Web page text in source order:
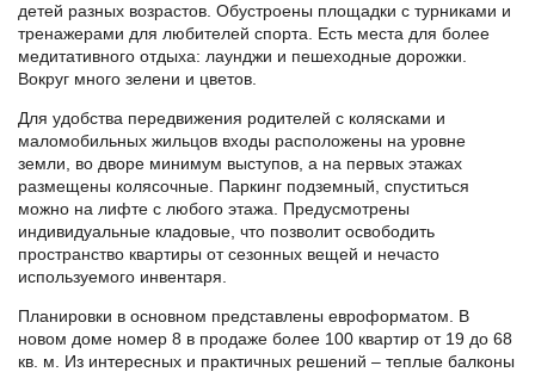
детей разных возрастов. Обустроены площадки с турниками и
тренажерами для любителей спорта. Есть места для более
медитативного отдыха: лаунджи и пешеходные дорожки.
Вокруг много зелени и цветов.
Для удобства передвижения родителей с колясками и
маломобильных жильцов входы расположены на уровне
земли, во дворе минимум выступов, а на первых этажах
размещены колясочные. Паркинг подземный, спуститься
можно на лифте с любого этажа. Предусмотрены
индивидуальные кладовые, что позволит освободить
пространство квартиры от сезонных вещей и нечасто
используемого инвентаря.
Планировки в основном представлены евроформатом. В
новом доме номер 8 в продаже более 100 квартир от 19 до 68
кв. м. Из интересных и практичных решений – теплые балконы